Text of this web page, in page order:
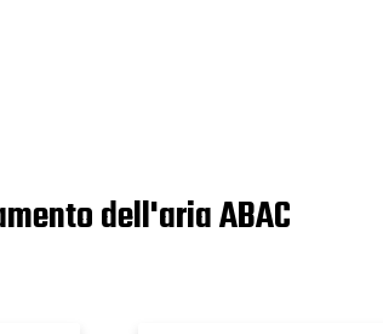
dell'aria ABAC